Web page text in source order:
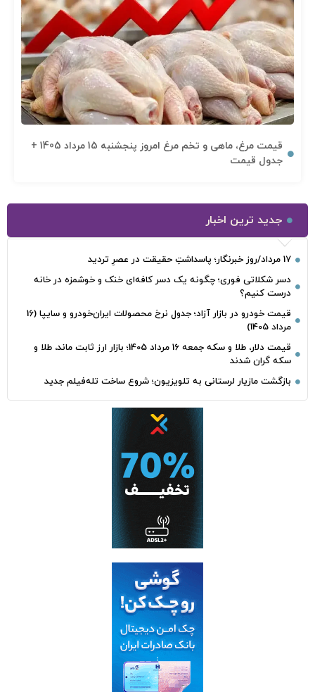
قیمت مرغ، ماهی و تخم مرغ امروز پنجشنبه 15 مرداد 1405 +
جدول قیمت
جدید ترین اخبار
17 مرداد/روز خبرنگار؛ پاسداشتِ حقیقت در عصرِ تردید
دسر شکلاتی فوری؛ چگونه یک دسر کافه‌ای خنک و خوشمزه در خانه
درست کنیم؟
قیمت خودرو در بازار آزاد؛ جدول نرخ محصولات ایران‌خودرو و سایپا (16
مرداد 1405)
قیمت دلار، طلا و سکه جمعه 16 مرداد 1405؛ بازار ارز ثابت ماند، طلا و
سکه گران شدند
بازگشت مازیار لرستانی به تلویزیون؛ شروع ساخت تله‌فیلم جدید